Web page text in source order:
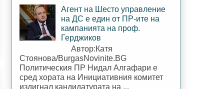
Агент на Шесто управление
на ДС е един от ПР-ите на
кампанията на проф.
Герджиков
Автор:Катя
Стоянова/BurgasNovinite.BG
Политическия ПР Нидал Алгафари е
сред хората на Инициативния комитет
издигнал кандидатурата на ...